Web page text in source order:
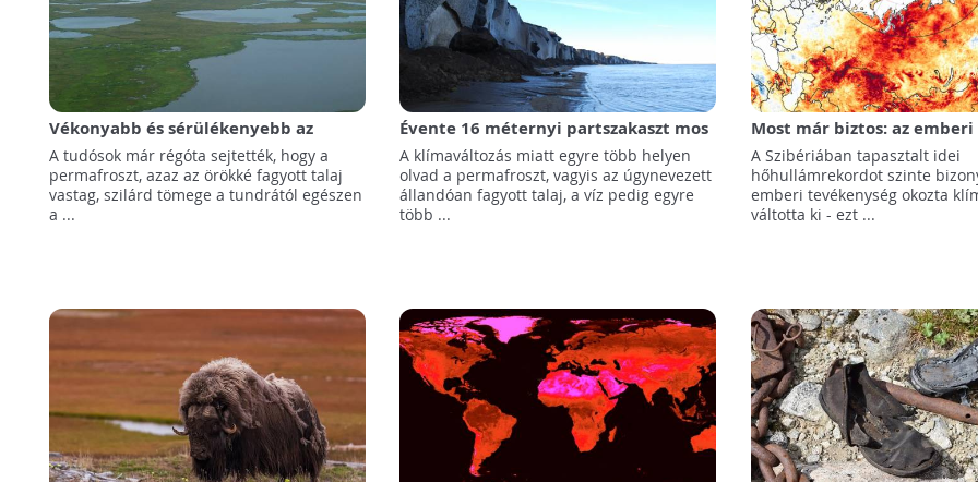
Vékonyabb és sérülékenyebb az
örökfagy-réteg Alaszka alatt, mint
eddig hitték
A tudósok már régóta sejtették, hogy a
permafroszt, azaz az örökké fagyott talaj
vastag, szilárd tömege a tundrától egészen
a ...
Évente 16 méternyi partszakaszt mos
el a víz Szibériában az olvadás
hatására
A klímaváltozás miatt egyre több helyen
olvad a permafroszt, vagyis az úgynevezett
állandóan fagyott talaj, a víz pedig egyre
több ...
Most már biztos: az emberi
tevékenységnek köszönhető
szibériai hőhullám
A Szibériában tapasztalt idei
hőhullámrekordot szinte
emberi tevékenység okozta
váltotta ki - ezt ...